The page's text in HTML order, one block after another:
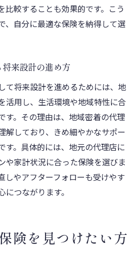
比較することも効果的です。こう
、自分に最適な保険を納得して選
来設計の進め方
て将来設計を進めるためには、地
活用し、生活環境や地域特性に合
す。その理由は、地域密着の代理
解しており、きめ細やかなサポー
す。具体的には、地元の代理店に
や家計状況に合った保険を選びま
しやアフターフォローも受けやす
つながります。
険を見つけたい方